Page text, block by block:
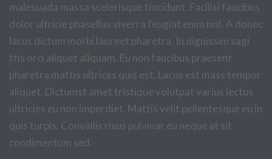
malesuada massa scelerisque tincidunt. Facilisi faucibus
dolor ultricie phasellus viverra feugiat enim nisl. A donec
lacus dictum morbi laoreet pharetra. In dignissim sagi
ttis orci aliquet aliquam. Eu non faucibus praesent
pharetra mattis ultrices quis est. Lacus est mass tempor
aliquet. Dictumst amet tristique volutpat varius lectus
ultricies eu non imperdiet. Mattis velit pellentesque eu in
quis turpis. Convallis risus pulvinar eu neque at sit
condimentum sed.